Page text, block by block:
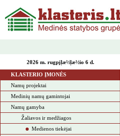
2026 m. rugpjļæ½ļæ½io 6 d.
KLASTERIO ĮMONĖS
Namų projektai
Medinių namų gamintojai
Namų gamyba
Žaliavos ir medžiagos
Medienos tiekėjai